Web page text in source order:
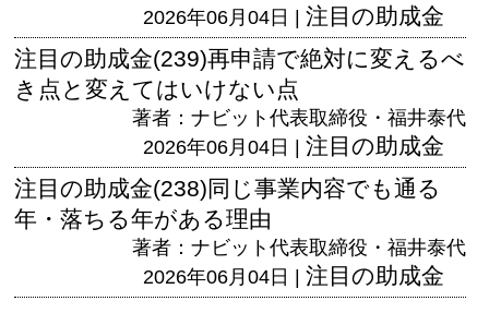
2026年06月04日 | 注目の助成金
注目の助成金(239)再申請で絶対に変えるべ
き点と変えてはいけない点
著者：ナビット代表取締役・福井泰代
2026年06月04日 | 注目の助成金
注目の助成金(238)同じ事業内容でも通る
年・落ちる年がある理由
著者：ナビット代表取締役・福井泰代
2026年06月04日 | 注目の助成金